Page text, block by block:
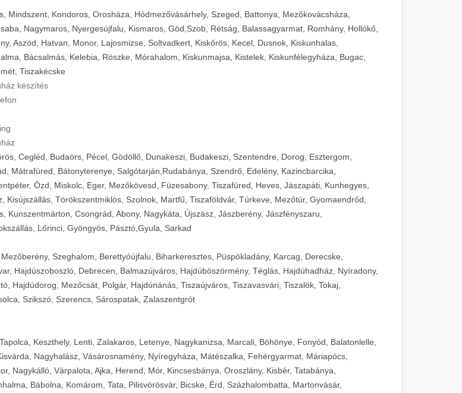
Mindszent, Kondoros, Orosháza, Hódmezővásárhely, Szeged, Battonya, Mezőkovácsháza,
Nagymaros, Nyergesújfalu, Kismaros, Göd,Szob, Rétság, Balassagyarmat, Romhány, Hollókő,
Aszód, Hatvan, Monor, Lajosmizse, Soltvadkert, Kiskőrös, Kecel, Dusnok, Kiskunhalas,
Bácsalmás, Kelebia, Röszke, Mórahalom, Kiskunmajsa, Kistelek, Kiskunfélegyháza, Bugac,
Tiszakécske
készítés
Cegléd, Budaörs, Pécel, Gödöllő, Dunakeszi, Budakeszi, Szentendre, Dorog, Esztergom,
Mátrafüred, Bátonyterenye, Salgótarján,Rudabánya, Szendrő, Edelény, Kazincbarcika,
Ózd, Miskolc, Eger, Mezőkövesd, Füzesabony, Tiszafüred, Heves, Jászapáti, Kunhegyes,
Kisújszállás, Törökszentmiklós, Szolnok, Martfű, Tiszaföldvár, Túrkeve, Mezőtúr, Gyomaendrőd,
Kunszentmárton, Csongrád, Abony, Nagykáta, Újszász, Jászberény, Jászfényszaru,
Lőrinci, Gyöngyös, Pásztó,Gyula, Sarkad
Szeghalom, Berettyóújfalu, Biharkeresztes, Püspökladány, Karcag, Derecske,
Hajdúszoboszló, Debrecen, Balmazújváros, Hajdúböszörmény, Téglás, Hajdúhadház, Nyíradony,
Hajdúdorog, Mezőcsát, Polgár, Hajdúnánás, Tiszaújváros, Tiszavasvári, Tiszalök, Tokaj,
Szikszó, Szerencs, Sárospatak, Zalaszentgrót
Keszthely, Lenti, Zalakaros, Letenye, Nagykanizsa, Marcali, Böhönye, Fonyód, Balatonlelle,
Nagyhalász, Vásárosnamény, Nyíregyháza, Mátészalka, Fehérgyarmat, Máriapócs,
Nagykálló, Várpalota, Ajka, Herend, Mór, Kincsesbánya, Oroszlány, Kisbér, Tatabánya,
Bábolna, Komárom, Tata, Pilisvörösvár, Bicske, Érd, Százhalombatta, Martonvásár,